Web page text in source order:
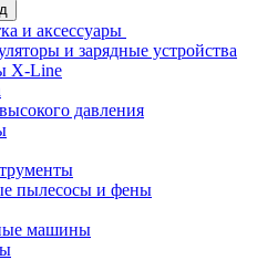
и аксессуары
и зарядные устройства
X-Line
давления
пылесосы и фены
машины